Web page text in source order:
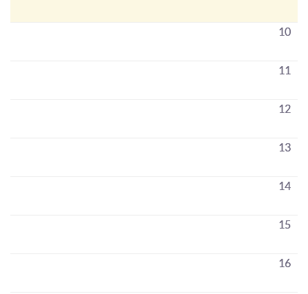
10
11
12
13
14
15
16